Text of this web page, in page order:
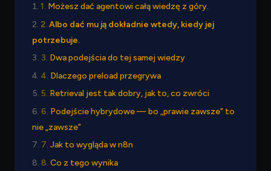
Możesz dać agentowi całą wiedzę z góry.
Albo dać mu ją dokładnie wtedy, kiedy jej
potrzebuje.
Dwa podejścia do tej samej wiedzy
Dlaczego preload przegrywa
Retrieval jest tak dobry, jak to, co zwróci
Podejście hybrydowe — bo „prawie zawsze" to
nie „zawsze"
Jak to wygląda w n8n
Co z tego wynika